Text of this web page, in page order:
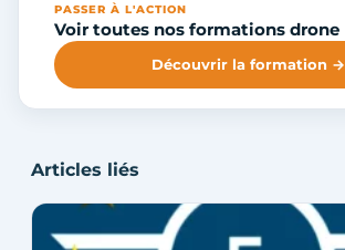
PASSER À L'ACTION
Voir toutes nos formations drone
Découvrir la formation →
Articles liés